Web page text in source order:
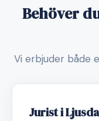
Behöver
Vi erbjuder både
Jurist i